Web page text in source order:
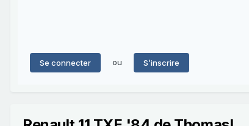
Se connecter ou S’inscrire